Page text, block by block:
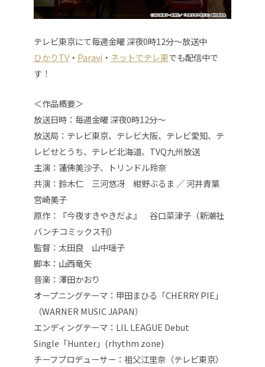
テレビ東京にて毎週金曜 深夜0時12分〜放送中
ひかりTV・ Paravi ・ ネットでテレ東でも配信中で
す！
＜作品概要＞
放送日時：毎週金曜 深夜0時12分〜
放送局：テレビ東京、テレビ大阪、テレビ愛知、テ
レビせとうち、テレビ北海道、TVQ九州放送
主演：蓮佛美沙子、トリンドル玲奈
共演：鈴木仁 三河悠冴 紺野ぶるま ／ 河井青葉
宮崎美子
原作：『今夜すきやきだよ』 谷口菜津子（新潮社
バンチコミックス刊）
監督：太田良 山中瑶子
脚本：山西竜矢
音楽：澤田かおり
オープニングテーマ：甲田まひる「CHERRY PIE」
（WARNER MUSIC JAPAN）
エンディングテーマ：LIL LEAGUE Debut
Single「Hunter」(rhythm zone)
チーフプロデューサー：祖父江里奈（テレビ東京）